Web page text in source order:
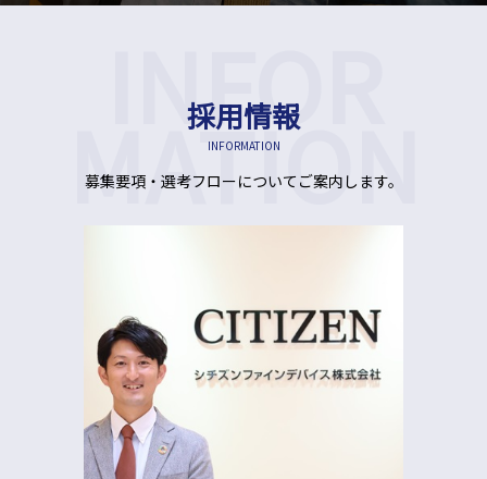
採用情報
INFORMATION
募集要項・選考フローについてご案内します。